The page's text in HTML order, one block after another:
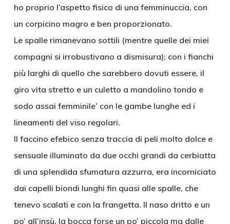
ho proprio l’aspetto fisico di una femminuccia, con
un corpicino magro e ben proporzionato.
Le spalle rimanevano sottili (mentre quelle dei miei
compagni si irrobustivano a dismisura); con i fianchi
più larghi di quello che sarebbero dovuti essere, il
giro vita stretto e un culetto a mandolino tondo e
sodo assai femminile’ con le gambe lunghe ed i
lineamenti del viso regolari.
Il faccino efebico senza traccia di peli molto dolce e
sensuale illuminato da due occhi grandi da cerbiatta
di una splendida sfumatura azzurra, era incorniciato
dai capelli biondi lunghi fin quasi alle spalle, che
tenevo scalati e con la frangetta. Il naso dritto e un
po’ all’insù, la bocca forse un po’ piccola ma dalle